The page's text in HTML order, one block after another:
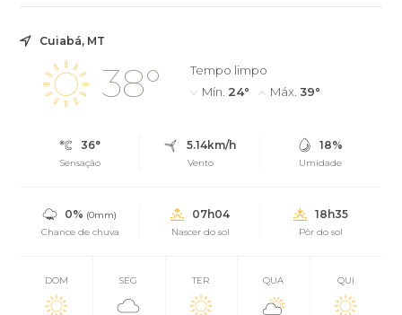
Cuiabá, MT
38°
Tempo limpo
Mín. 24° Máx. 39°
36°
Sensação
5.14km/h
Vento
18%
Umidade
0% (0mm)
Chance de chuva
07h04
Nascer do sol
18h35
Pôr do sol
DOM SEG TER QUA QUI